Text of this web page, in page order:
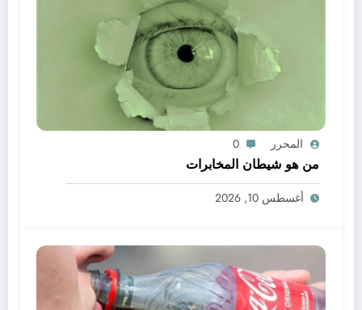
المحرر 0
من هو شيطان المخابرات
أغسطس 10, 2026